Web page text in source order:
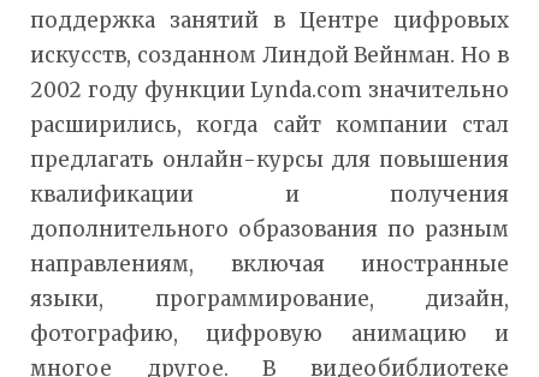
поддержка занятий в Центре цифровых
искусств, созданном Линдой Вейнман. Но в
2002 году функции Lynda.com значительно
расширились, когда сайт компании стал
предлагать онлайн-курсы для повышения
квалификации и получения
дополнительного образования по разным
направлениям, включая иностранные
языки, программирование, дизайн,
фотографию, цифровую анимацию и
многое другое. В видеобиблиотеке